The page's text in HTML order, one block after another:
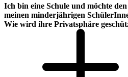
Ich bin eine Schule und möchte
meinen minderjährigen
Wie wird ihre Privatsphäre